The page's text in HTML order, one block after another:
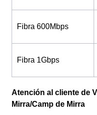
Fibra 600Mbps
Fibra 1Gbps
Atención al cliente de
Mirra/Camp de Mirra